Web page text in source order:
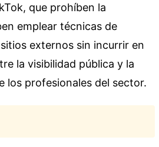
que prohíben la
emplear técnicas de
externos sin incurrir en
la visibilidad pública y la
los profesionales del sector.